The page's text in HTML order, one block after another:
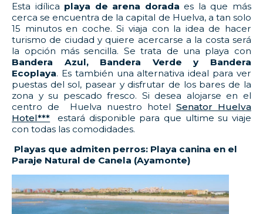
Esta idílica playa de arena dorada es la que más
cerca se encuentra de la capital de Huelva, a tan solo
15 minutos en coche. Si viaja con la idea de hacer
turismo de ciudad y quiere acercarse a la costa será
la opción más sencilla. Se trata de una playa con
Bandera Azul, Bandera Verde y Bandera
Ecoplaya. Es también una alternativa ideal para ver
puestas del sol, pasear y disfrutar de los bares de la
zona y su pescado fresco. Si desea alojarse en el
centro de Huelva nuestro hotel Senator Huelva
Hotel*** estará disponible para que ultime su viaje
con todas las comodidades.
Playas que admiten perros: Playa canina en el
Paraje Natural de Canela (Ayamonte)